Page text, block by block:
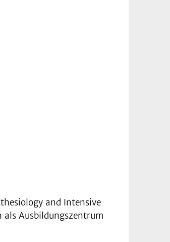
and Intensive
als Ausbildungszentrum